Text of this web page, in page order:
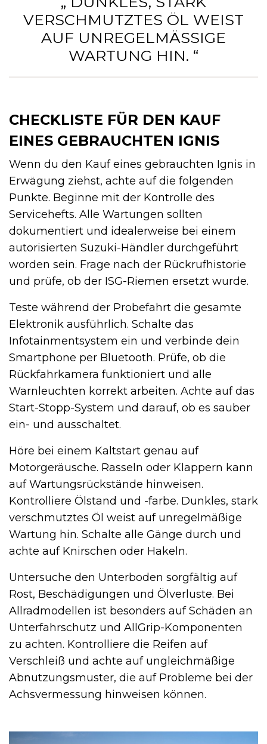
VERSCHMUTZTES ÖL WEIST
AUF UNREGELMÄSSIGE W
ARTUNG HIN. “
CHECKLISTE FÜR DEN KAUF
EINES GEBRAUCHTEN IGNIS
Wenn du den Kauf eines gebrauchten Ignis in
Erwägung ziehst, achte auf die folgenden
Punkte. Beginne mit der Kontrolle des
Servicehefts. Alle Wartungen sollten
dokumentiert und idealerweise bei einem
autorisierten Suzuki-Händler durchgeführt
worden sein. Frage nach der Rückrufhistorie
und prüfe, ob der ISG-Riemen ersetzt wurde.
Teste während der Probefahrt die gesamte
Elektronik ausführlich. Schalte das
Infotainmentsystem ein und verbinde dein
Smartphone per Bluetooth. Prüfe, ob die
Rückfahrkamera funktioniert und alle
Warnleuchten korrekt arbeiten. Achte auf das
Start-Stopp-System und darauf, ob es sauber
ein- und ausschaltet.
Höre bei einem Kaltstart genau auf
Motorgeräusche. Rasseln oder Klappern kann
auf Wartungsrückstände hinweisen.
Kontrolliere Ölstand und -farbe. Dunkles, stark
verschmutztes Öl weist auf unregelmäßige
Wartung hin. Schalte alle Gänge durch und
achte auf Knirschen oder Hakeln.
Untersuche den Unterboden sorgfältig auf
Rost, Beschädigungen und Ölverluste. Bei
Allradmodellen ist besonders auf Schäden an
Unterfahrschutz und AllGrip-Komponenten
zu achten. Kontrolliere die Reifen auf
Verschleiß und achte auf ungleichmäßige
Abnutzungsmuster, die auf Probleme bei der
Achsvermessung hinweisen können.